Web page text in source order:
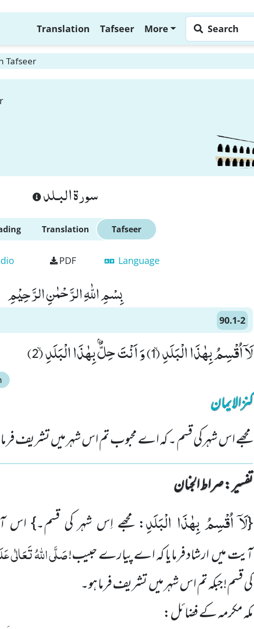
Translation Tafseer More Search
Tafseer
سورة البـلد
Translation Tafseer
PDF Language
بِسْمِ اللّٰهِ الرَّحْمٰنِ الرَّحِیْمِ
90.1-2
لَاۤ اُقْسِمُ بِهٰذَا الْبَلَدِۙ (1) وَ اَنْتَ حِلٌّۢ بِهٰذَا الْبَلَدِۙ (2)
کنزالایمان
مجھے اس شہر کی قسم ۔ کہ اے محبوب تم اس شہر میں تشریف
تفسیر : ‎صراط الجنان
{لَاۤ اُقْسِمُ بِهٰذَا الْبَلَدِ: مجھے اِس شہر کی قسم۔} اس
آیت میں ارشاد فرمایا کہ اے پیارے حبیب!صَلَّی اللّٰہُ تَعَالٰی
کی قسم! جبکہ تم اس شہر میں تشریف فرما ہو۔
مکہ مکرمہ کے فضائل: